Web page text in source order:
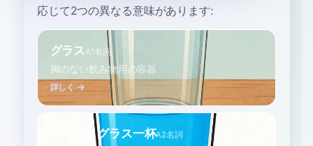
応じて2つの異なる意味があります:
グラス A1 名詞
脚のない飲み物用の容器
詳しく →
（〜の）グラス一杯A2名詞